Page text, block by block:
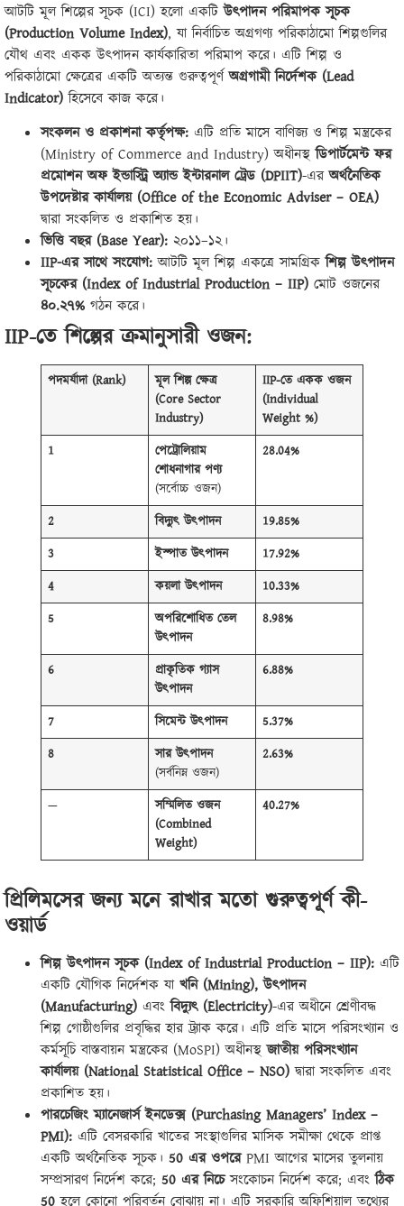
আটটি মূল শিল্পের সূচক (ICI) হলো একটিউৎপাদন পরিমাপক সূচক
(Production Volume Index), যা নির্বাচিত অগ্রগণ্য পরিকাঠামো শিল্পগুলির
যৌথ এবং একক উৎপাদন কার্যকারিতা পরিমাপ করে। এটি শিল্প ও
পরিকাঠামো ক্ষেত্রের একটি অত্যন্ত গুরুত্বপূর্ণঅগ্রগামী নির্দেশক (Lead
Indicator) হিসেবে কাজ করে।
সংকলন ও প্রকাশনা কর্তৃপক্ষ: এটি প্রতি মাসে বাণিজ্য ও শিল্প মন্ত্রকের
(Ministry of Commerce and Industry) অধীনস্থডিপার্টমেন্ট ফর
প্রমোশন অফ ইন্ডাস্ট্রি অ্যান্ড ইন্টারনাল ট্রেড (DPIIT)-এরঅর্থনৈতিক
উপদেষ্টার কার্যালয় (Office of the Economic Adviser – OEA)
দ্বারা সংকলিত ও প্রকাশিত হয়।
ভিত্তি বছর (Base Year): ২০১১–১২।
IIP-এর সাথে সংযোগ: আটটি মূল শিল্প একত্রে সামগ্রিকশিল্প উৎপাদন
সূচকের (Index of Industrial Production – IIP) মোট ওজনের
৪০.২৭% গঠন করে।
IIP-তে শিল্পের ক্রমানুসারী ওজন:
পদমর্যাদা (Rank)
মূল শিল্প ক্ষেত্র
(Core Sector
Industry)
IIP-তে একক ওজন
(Individual
Weight %)
1
পেট্রোলিয়াম
শোধনাগার পণ্য
(সর্বোচ্চ ওজন)
28.04%
2 বিদ্যুৎ উৎপাদন
19.85%
3
ইস্পাত উৎপাদন
17.92%
4
কয়লা উৎপাদন
10.33%
5
অপরিশোধিত তেল
উৎপাদন
8.98%
6
প্রাকৃতিক গ্যাস
উৎপাদন
6.88%
7 সিমেন্ট উৎপাদন
5.37%
8
সার উৎপাদন
(সর্বনিম্ন ওজন)
2.63%
—
সম্মিলিত ওজন
(Combined
Weight)
40.27%
প্রিলিমসের জন্য মনে রাখার মতো গুরুত্বপূর্ণ কী-
ওয়ার্ড
শিল্প উৎপাদন সূচক (Index of Industrial Production – IIP): এটি
একটি যৌগিক নির্দেশক যা খনি (Mining), উৎপাদন
(Manufacturing) এবংবিদ্যুৎ (Electricity)-এর অধীনে শ্রেণীবদ্ধ
শিল্প গোষ্ঠীগুলির প্রবৃদ্ধির হার ট্র্যাক করে। এটি প্রতি মাসে পরিসংখ্যান ও
কর্মসূচি বাস্তবায়ন মন্ত্রকের (MoSPI) অধীনস্থজাতীয় পরিসংখ্যান
কার্যালয় (National Statistical Office – NSO) দ্বারা সংকলিত এবং
প্রকাশিত হয়।
পারচেজিং ম্যানেজার্স ইনডেক্স (Purchasing Managers’ Index –
PMI): এটি বেসরকারি খাতের সংস্থাগুলির মাসিক সমীক্ষা থেকে প্রাপ্ত
একটি অর্থনৈতিক সূচক। 50 এর ওপরেPMI আগের মাসের তুলনায়
সম্প্রসারণ নির্দেশ করে; 50 এর নিচেসংকোচন নির্দেশ করে; এবংঠিক